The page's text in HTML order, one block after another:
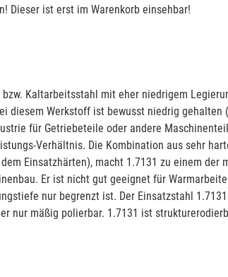
Dieser ist erst im Warenkorb einsehbar!
Kaltarbeitsstahl mit eher niedrigem
diesem Werkstoff ist bewusst niedrig
für Getriebeteile oder andere
Verhältnis. Die Kombination aus sehr
Einsatzhärten), macht 1.7131 zu einem
Er ist nicht gut geeignet für
nur begrenzt ist. Der Einsatzstahl
nur mäßig polierbar. 1.7131 ist